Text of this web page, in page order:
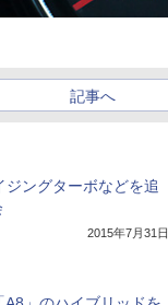
記事へ
ングターボなどを追
2015年7月31日